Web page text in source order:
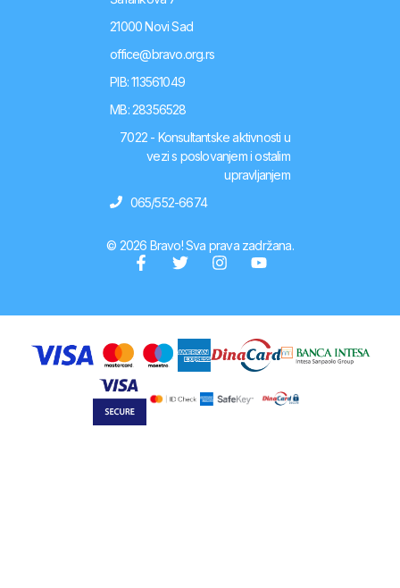
21000 Novi Sad
office@bravo.org.rs
PIB: 113561049
MB: 28356528
7022 - Konsultantske aktivnosti u
vezi s poslovanjem i ostalim
upravljanjem
065/552-6674
© 2026 Bravo! Sva prava zadržana.